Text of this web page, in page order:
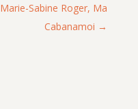
Marie-Sabine Roger, Ma
Cabanamoi